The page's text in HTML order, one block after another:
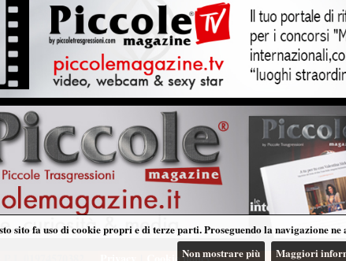
sito fa uso di cookie propri e di terze parti. Proseguendo la
Non mostrare più
Maggiori